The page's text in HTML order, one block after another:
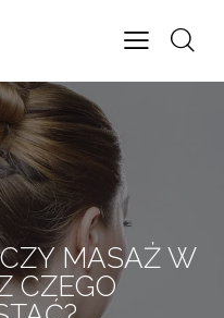
MASAŻ W
CZEGO